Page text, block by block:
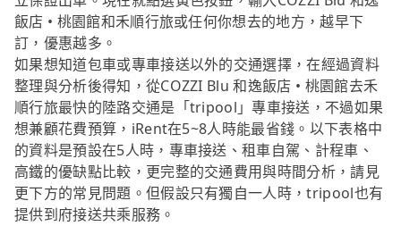
飯店 • 桃園館和禾順行旅或任何你想去的地方，越早下
訂，優惠越多。
如果想知道包車或專車接送以外的交通選擇，在經過資料
整理與分析後得知，從COZZI Blu 和逸飯店 • 桃園館去禾
順行旅最快的陸路交通是「tripool」專車接送，不過如果
想兼顧花費預算，iRent在5~8人時能最省錢。以下表格中
的資料是預設在5人時，專車接送、租車自駕、計程車、
高鐵的優缺點比較，更完整的交通費用與時間分析，請見
更下方的常見問題。但假設只有獨自一人時，tripool也有
提供到府接送共乘服務。